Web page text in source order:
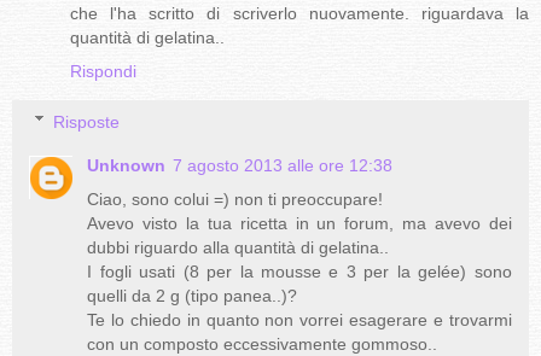
che l'ha scritto di scriverlo nuovamente. riguardava la
quantità di gelatina..
Rispondi
Risposte
Unknown 7 agosto 2013 alle ore 12:38
Ciao, sono colui =) non ti preoccupare!
Avevo visto la tua ricetta in un forum, ma avevo dei
dubbi riguardo alla quantità di gelatina..
I fogli usati (8 per la mousse e 3 per la gelée) sono
quelli da 2 g (tipo panea..)?
Te lo chiedo in quanto non vorrei esagerare e trovarmi
con un composto eccessivamente gommoso..